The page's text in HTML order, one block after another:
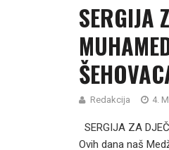
SERGIJA
Redakcija 4.
SERGIJA ZA
Ovih dana naš